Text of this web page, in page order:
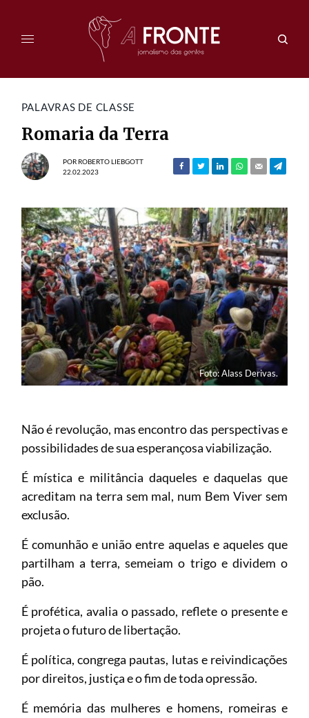
PALAVRAS DE CLASSE
Romaria da Terra
POR ROBERTO LIEBGOTT
22.02.2023
Foto: Alass Derivas.
Não é revolução, mas encontro das perspectivas e
possibilidades de sua esperançosa viabilização.
É mística e militância daqueles e daquelas que
acreditam na terra sem mal, num Bem Viver sem
exclusão.
É comunhão e união entre aquelas e aqueles que
partilham a terra, semeiam o trigo e dividem o
pão.
É profética, avalia o passado, reflete o presente e
projeta o futuro de libertação.
É política, congrega pautas, lutas e reivindicações
por direitos, justiça e o fim de toda opressão.
É memória das mulheres e homens, romeiras e